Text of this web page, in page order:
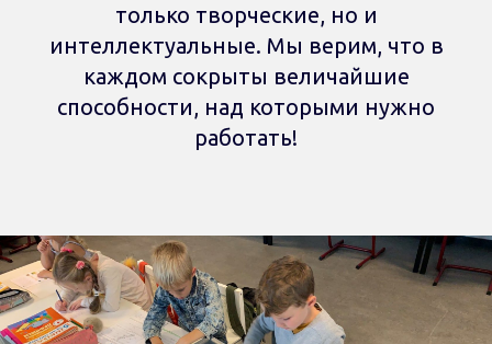
только творческие, но и
интеллектуальные. Мы верим, что в
каждом сокрыты величайшие
способности, над которыми нужно
работать!